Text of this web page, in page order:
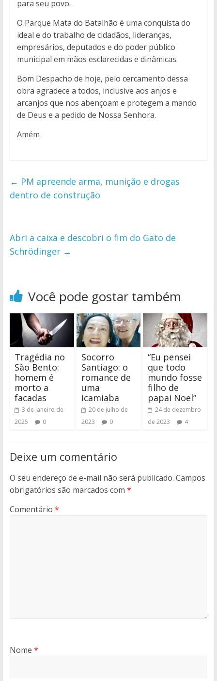
para seu povo.
O Parque Mata do Batalhão é uma conquista do
ideal e do trabalho de cidadãos, lideranças,
empresários, deputados e do poder público
municipal em mãos esclarecidas e dinâmicas.
Bom Despacho de hoje, pelo cercamento dessa
obra agradece a todos, inclusive aos anjos e
arcanjos que nos abençoam e protegem a mando
de Deus e a pedido de Nossa Senhora.
Amém
← PM apreende arma, munição e drogas
dentro de construção
Abri a caixa e descobri o fim do Gato de
Schrödinger →
Você pode gostar também
Tragédia no
São Bento:
homem é
morto a
facadas
3 de janeiro de
2025
0
Socorro
Santiago: o
romance de
uma
icamiaba
20 de julho de
2023
0
“Eu pensei
que todo
mundo fosse
filho de
papai Noel”
24 de dezembro
de 2023
4
Deixe um comentário
O seu endereço de e-mail não será publicado. Campos
obrigatórios são marcados com *
Comentário *
Nome *